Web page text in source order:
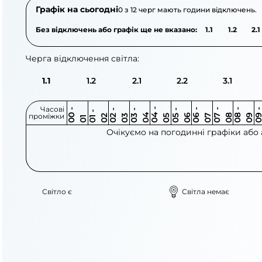
Графік на сьогодні0 з 12 черг мають години відключень.
Без відключень або графік ще не вказано: 1.1 1.2 2.1
Черга відключення світла:
1.1 1.2 2.1 2.2 3.1
Часові
проміжки 0
0
-
0 1 0
1
-
0 2 0 2
-
0 3 0 3
-
0 4 0 4
-
0 5 0 5
-
0 6 0 6
-
0 7 0 7
-
0 8 0 8
-
0 9 0
9
-
1
Очікуємо на погодинні графіки
Світло є Світла немає